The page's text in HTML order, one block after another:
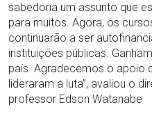
sabedoria um assunto que
para muitos. Agora, os
continuarão a ser
instituições públicas.
país. Agradecemos o apoio
lideraram a luta”, avaliou o
professor Edson Watanabe